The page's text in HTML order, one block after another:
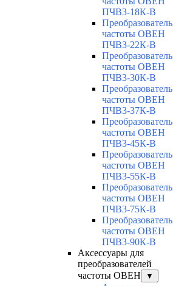
ПЧВ3-18К-В
Преобразователь
частоты ОВЕН
ПЧВ3-22К-В
Преобразователь
частоты ОВЕН
ПЧВ3-30К-В
Преобразователь
частоты ОВЕН
ПЧВ3-37К-В
Преобразователь
частоты ОВЕН
ПЧВ3-45К-В
Преобразователь
частоты ОВЕН
ПЧВ3-55К-В
Преобразователь
частоты ОВЕН
ПЧВ3-75К-В
Преобразователь
частоты ОВЕН
ПЧВ3-90К-В
Аксессуары для
преобразователей
частоты ОВЕН
▼